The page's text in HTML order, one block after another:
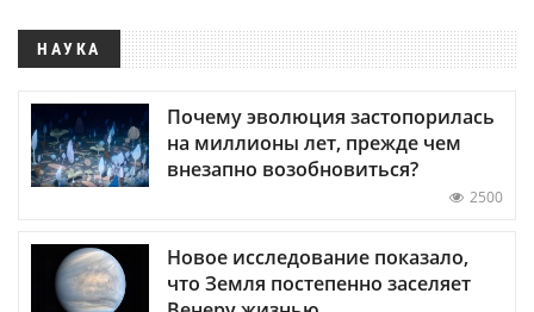
НАУКА
Почему эволюция застопорилась
на миллионы лет, прежде чем
внезапно возобновиться?
2500
Новое исследование показало,
что Земля постепенно заселяет